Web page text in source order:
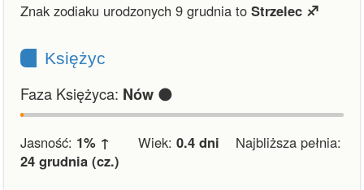
Znak zodiaku urodzonych 9 grudnia to Strzelec ♐︎
Księżyc
Faza Księżyca: Nów 🌑
Jasność: 1% ↑ Wiek: 0.4 dni Najbliższa pełnia:
24 grudnia (cz.)